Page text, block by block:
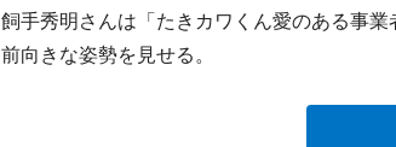
飼手秀明さんは「たきカワくん愛のある事
前向きな姿勢を見せる。